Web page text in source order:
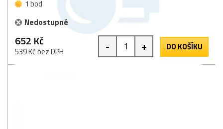
1 bod
Nedostupné
652 Kč
539 Kč bez DPH - + DO KOŠÍKU